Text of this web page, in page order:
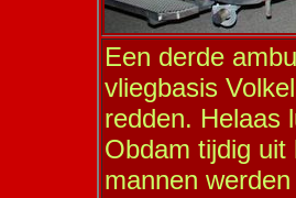
Een derde
vliegbasis
redden. Helaas
Obdam tijdig
mannen